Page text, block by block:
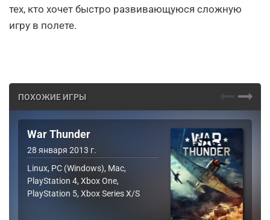
тех, кто хочет быстро развивающуюся сложную
игру в полете.
ПОХОЖИЕ ИГРЫ
War Thunder
28 января 2013 г.
Linux, PC (Windows), Mac,
PlayStation 4, Xbox One,
PlayStation 5, Xbox Series X/S